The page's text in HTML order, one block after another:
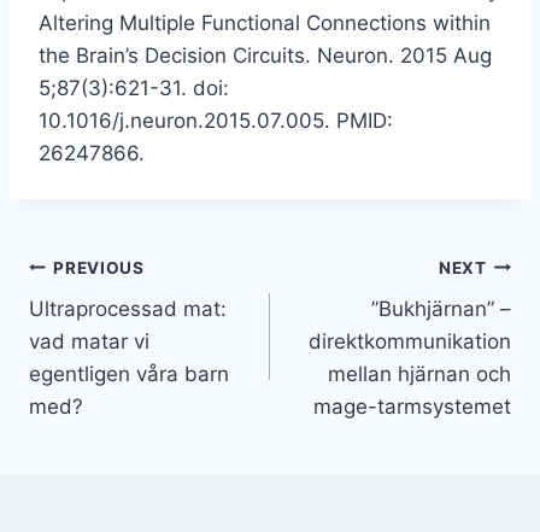
Altering Multiple Functional Connections within
the Brain’s Decision Circuits. Neuron. 2015 Aug
5;87(3):621-31. doi:
10.1016/j.neuron.2015.07.005. PMID:
26247866.
Inläggsnavigering
PREVIOUS
Ultraprocessad mat:
vad matar vi
egentligen våra barn
med?
NEXT
”Bukhjärnan” –
direktkommunikation
mellan hjärnan och
mage-tarmsystemet